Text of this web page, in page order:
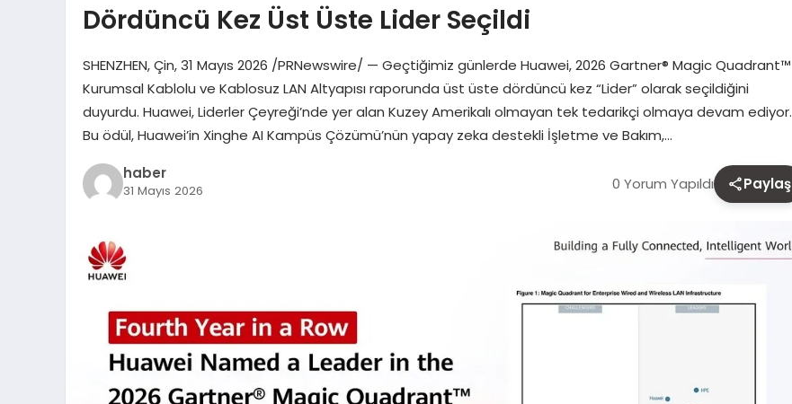
Dördüncü Kez Üst Üste Lider Seçildi
SHENZHEN, Çin, 31 Mayıs 2026 /PRNewswire/ — Geçtiğimiz günlerde Huawei, 2026 Gartner® Magic Quadrant™
Kurumsal Kablolu ve Kablosuz LAN Altyapısı raporunda üst üste dördüncü kez “Lider” olarak seçildiğini
duyurdu. Huawei, Liderler Çeyreği’nde yer alan Kuzey Amerikalı olmayan tek tedarikçi olmaya devam ediyor.
Bu ödül, Huawei’in Xinghe AI Kampüs Çözümü’nün yapay zeka destekli İşletme ve Bakım,…
haber
31 Mayıs 2026 0 Yorum Yapıldı Paylaş